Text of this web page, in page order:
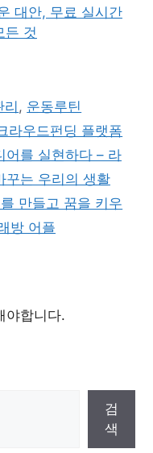
대안, 무료 실시간
든 것
리 , 운동루틴
라우드펀딩 플랫폼
어를 실현하다 – 라
꾸는 우리의 생활
만들고 꿈을 키우
방 어플
야합니다.
검
색